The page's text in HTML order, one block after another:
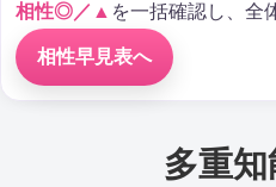
相性◎／▲ を一括確認し、全
相性早見表へ
多重